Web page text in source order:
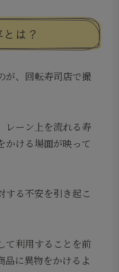
は？
が、回転寿司店で撮
レーン上を流れる寿
かける場面が映って
する不安を引き起こ
て利用することを前
品に異物をかけるよ